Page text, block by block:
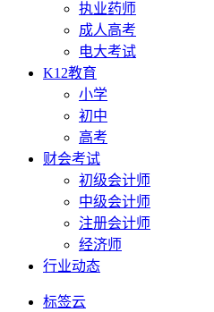
执业药师
成人高考
电大考试
K12教育
小学
初中
高考
财会考试
初级会计师
中级会计师
注册会计师
经济师
行业动态
标签云